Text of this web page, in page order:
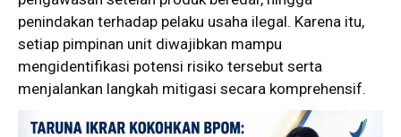
penindakan terhadap pelaku usaha ilegal. Karena itu,
setiap pimpinan unit diwajibkan mampu
mengidentifikasi potensi risiko tersebut serta
menjalankan langkah mitigasi secara komprehensif.